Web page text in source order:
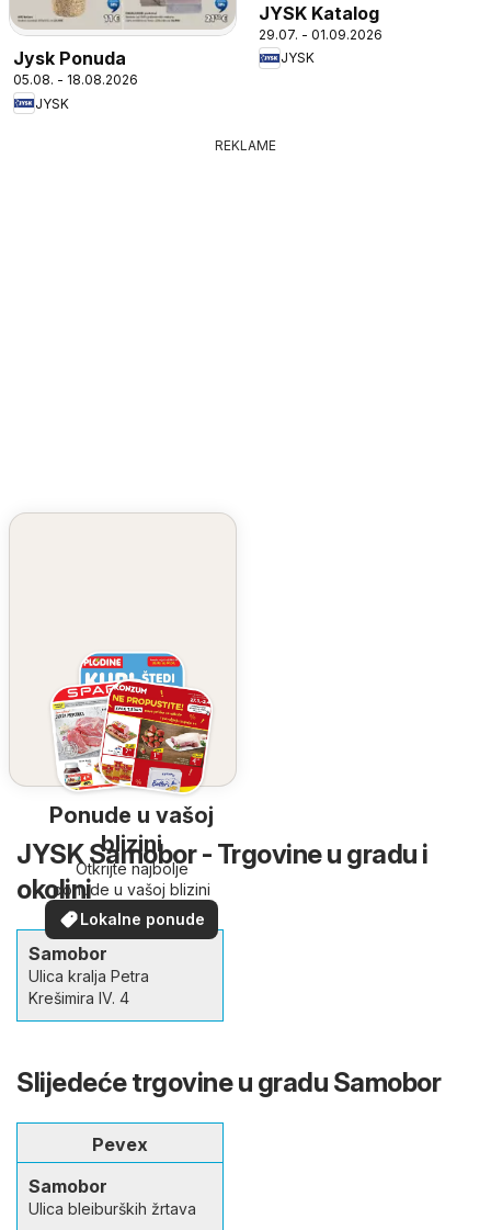
Jysk Ponuda
05.08. - 18.08.2026
JYSK
JYSK Katalog
29.07. - 01.09.2026
JYSK
REKLAME
Ponude u vašoj
blizini
Otkrijte najbolje
ponude u vašoj blizini
Lokalne ponude
JYSK Samobor - Trgovine u gradu i
okolini
Samobor
Ulica kralja Petra
Krešimira IV. 4
Slijedeće trgovine u gradu Samobor
Pevex
Samobor
Ulica bleiburških žrtava